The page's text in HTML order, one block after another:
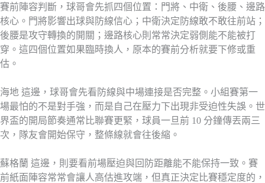
賽前陣容判斷，球哥會先抓四個位置：門將、中衛、後腰、邊路
核心。門將影響出球與防線信心；中衛決定防線敢不敢往前站；
後腰是攻守轉換的開關；邊路核心則常常決定弱側能不能被打
穿。這四個位置如果臨時換人，原本的賽前分析就要下修或重
估。
海地 這邊，球哥會先看防線與中場連接是否完整。小組賽第一
場最怕的不是對手強，而是自己在壓力下出現非受迫性失誤。世
界盃的開局節奏通常比聯賽更緊，球員一旦前 10 分鐘傳丟兩三
次，隊友會開始保守，整條線就會往後縮。
蘇格蘭 這邊，則要看前場壓迫與回防距離能不能保持一致。賽
前紙面陣容常常會讓人高估進攻端，但真正決定比賽穩定度的，